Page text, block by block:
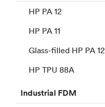
HP PA 12
HP PA 11
Glass-filled HP PA 12
HP TPU 88A
Industrial FDM